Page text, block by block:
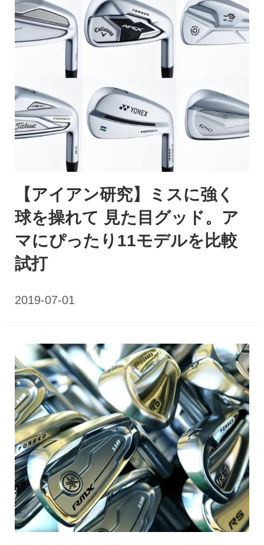
【アイアン研究】ミスに強く
球を操れて 見た目グッド。ア
マにぴったり11モデルを比較
試打